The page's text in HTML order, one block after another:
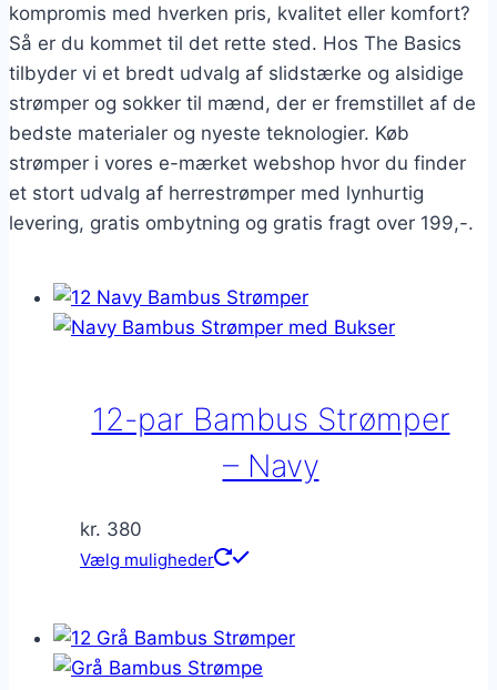
kompromis med hverken pris, kvalitet eller komfort?
Så er du kommet til det rette sted. Hos The Basics
tilbyder vi et bredt udvalg af slidstærke og alsidige
strømper og sokker til mænd, der er fremstillet af de
bedste materialer og nyeste teknologier. Køb
strømper i vores e-mærket webshop hvor du finder
et stort udvalg af herrestrømper med lynhurtig
levering, gratis ombytning og gratis fragt over 199,-.
12-par Bambus Strømper
– Navy
kr. 380
Vælg muligheder
Dette
flere
varianter.